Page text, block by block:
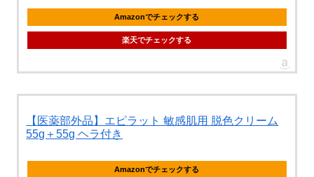
Amazonでチェックする
楽天でチェックする
【医薬部外品】エピラット 敏感肌用 脱色クリーム
55g＋55g ヘラ付き
Amazonでチェックする